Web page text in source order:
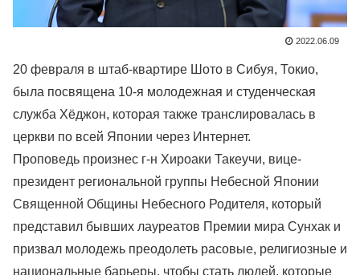
2022.06.09
20 февраля в штаб-квартире Шото в Сибуя, Токио,
была посвящена 10-я молодежная и студенческая
служба Хёджон, которая также транслировалась в
церкви по всей Японии через Интернет.
Проповедь произнес г-н Хироаки Такеучи, вице-
президент региональной группы Небесной Японии
Священной Общины Небесного Родителя, который
представил бывших лауреатов Премии мира Сунхак и
призвал молодежь преодолеть расовые, религиозные и
национальные барьеры, чтобы стать людей, которые